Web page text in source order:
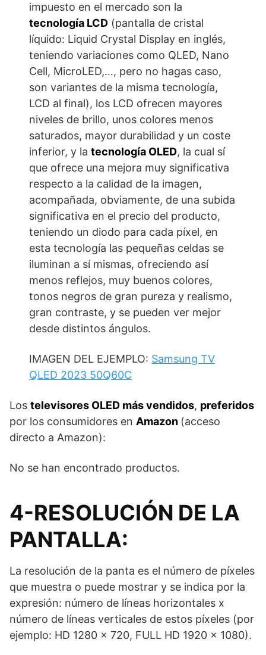
impuesto en el mercado son la
tecnología LCD (pantalla de cristal
líquido: Liquid Crystal Display en inglés,
teniendo variaciones como QLED, Nano
Cell, MicroLED,…, pero no hagas caso,
son variantes de la misma tecnología,
LCD al final), los LCD ofrecen mayores
niveles de brillo, unos colores menos
saturados, mayor durabilidad y un coste
inferior, y latecnología OLED, la cual sí
que ofrece una mejora muy significativa
respecto a la calidad de la imagen,
acompañada, obviamente, de una subida
significativa en el precio del producto,
teniendo un diodo para cada píxel, en
esta tecnología las pequeñas celdas se
iluminan a sí mismas, ofreciendo así
menos reflejos, muy buenos colores,
tonos negros de gran pureza y realismo,
gran contraste, y se pueden ver mejor
desde distintos ángulos.
IMAGEN DEL EJEMPLO: Samsung TV
QLED 2023 50Q60C
Los televisores OLED más vendidos, preferidos
por los consumidores en Amazon (acceso
directo a Amazon):
No se han encontrado productos.
4-RESOLUCIÓN DE LA
PANTALLA:
La resolución de la panta es el número de píxeles
que muestra o puede mostrar y se indica por la
expresión: número de líneas horizontales x
número de líneas verticales de estos píxeles (por
ejemplo: HD 1280 x 720, FULL HD 1920 x 1080).